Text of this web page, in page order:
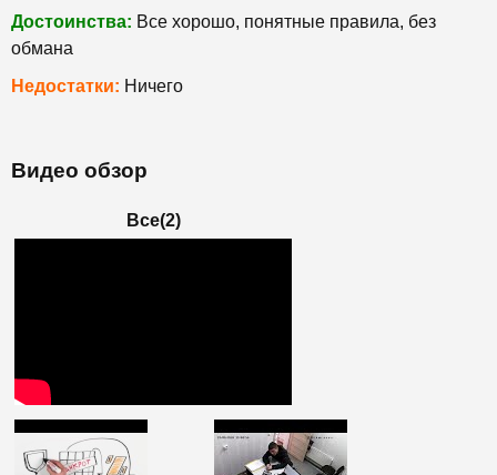
Достоинства: Все хорошо, понятные правила, без
обмана
Недостатки: Ничего
Видео обзор
Все(2)